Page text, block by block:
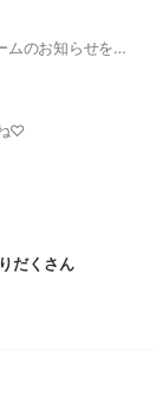
clubhouseで、ゲリラ的に立ち上げるルームのお知らせをする予定です♪
♡
だくさん